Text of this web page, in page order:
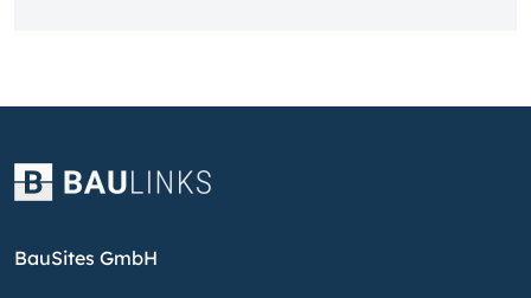
BauSites GmbH